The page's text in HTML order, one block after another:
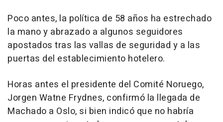
Poco antes, la política de 58 años ha estrechado
la mano y abrazado a algunos seguidores
apostados tras las vallas de seguridad y a las
puertas del establecimiento hotelero.
Horas antes el presidente del Comité Noruego,
Jorgen Watne Frydnes, confirmó la llegada de
Machado a Oslo, si bien indicó que no habría